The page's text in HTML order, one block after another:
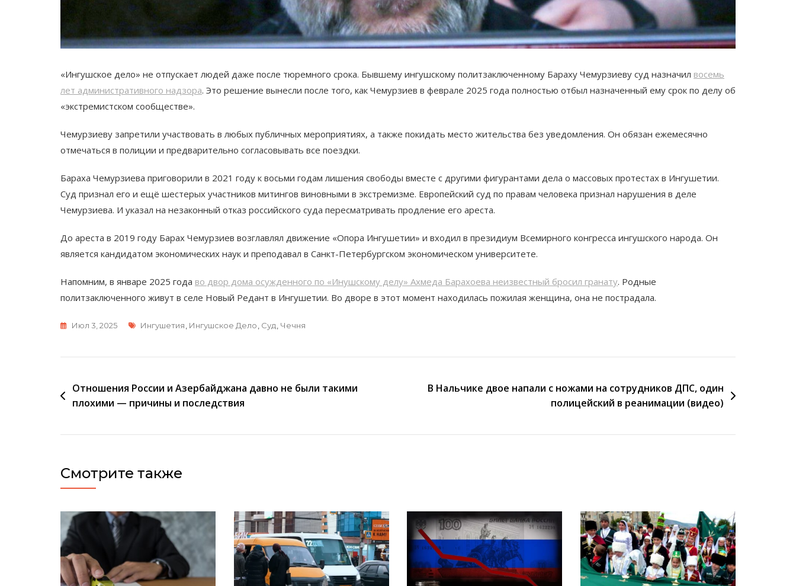
«Ингушское дело» не отпускает людей даже после тюремного срока. Бывшему ингушскому политзаключенному Бараху Чемурзиеву суд назначил восемь
лет административного надзора. Это решение вынесли после того, как Чемурзиев в феврале 2025 года полностью отбыл назначенный ему срок по делу об
«экстремистском сообществе».
Чемурзиеву запретили участвовать в любых публичных мероприятиях, а также покидать место жительства без уведомления. Он обязан ежемесячно
отмечаться в полиции и предварительно согласовывать все поездки.
Бараха Чемурзиева приговорили в 2021 году к восьми годам лишения свободы вместе с другими фигурантами дела о массовых протестах в Ингушетии.
Суд признал его и ещё шестерых участников митингов виновными в экстремизме. Европейский суд по правам человека признал нарушения в деле
Чемурзиева. И указал на незаконный отказ российского суда пересматривать продление его ареста.
До ареста в 2019 году Барах Чемурзиев возглавлял движение «Опора Ингушетии» и входил в президиум Всемирного конгресса ингушского народа. Он
является кандидатом экономических наук и преподавал в Санкт-Петербургском экономическом университете.
Напомним, в январе 2025 года во двор дома осужденного по «Инушскому делу» Ахмеда Барахоева неизвестный бросил гранату. Родные
политзаключенного живут в селе Новый Редант в Ингушетии. Во дворе в этот момент находилась пожилая женщина, она не пострадала.
Июл 3, 2025 Метки
Ингушетия Ингушское Дело Суд Чечня
Навигация
по
Отношения России и Азербайджана давно не были такими
плохими — причины и последствия
В Нальчике двое напали с ножами на сотрудников ДПС, один
полицейский в реанимации (видео)
Смотрите также